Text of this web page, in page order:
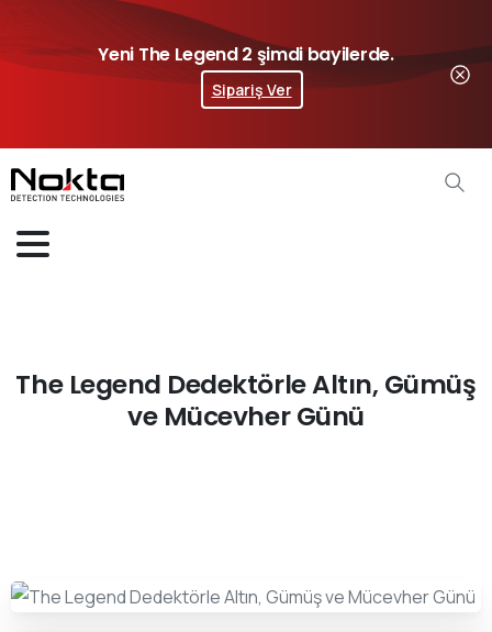
Yeni The Legend 2 şimdi bayilerde.
Sipariş Ver
The Legend Dedektörle Altın, Gümüş
ve Mücevher Günü